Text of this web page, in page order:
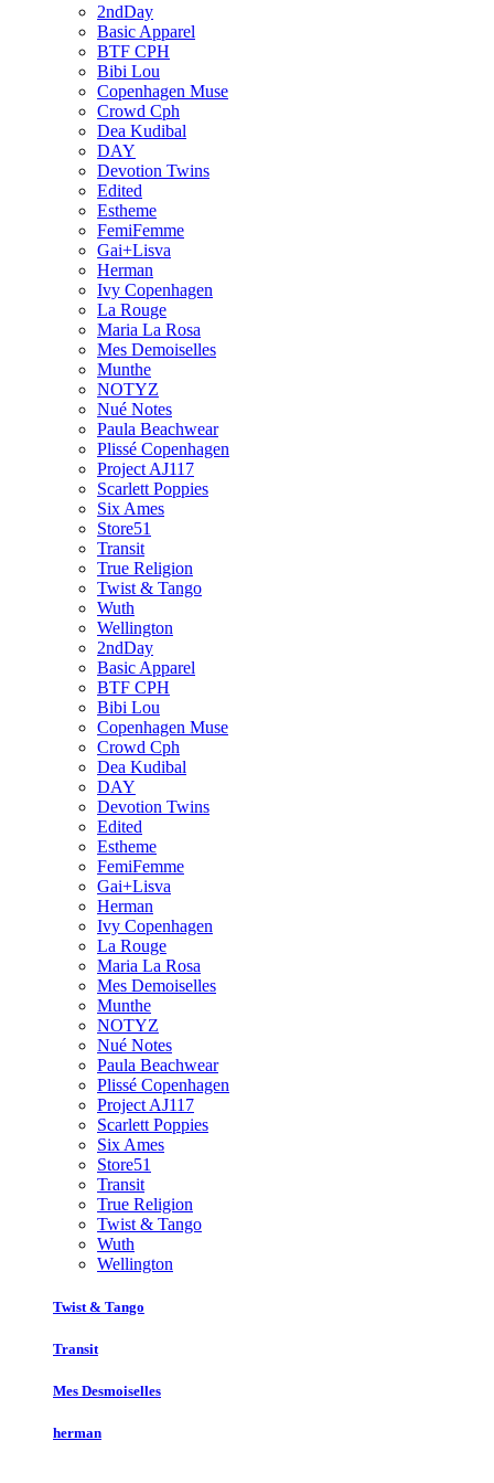
2ndDay
Basic Apparel
BTF CPH
Bibi Lou
Copenhagen Muse
Crowd Cph
Dea Kudibal
DAY
Devotion Twins
Edited
Estheme
FemiFemme
Gai+Lisva
Herman
Ivy Copenhagen
La Rouge
Maria La Rosa
Mes Demoiselles
Munthe
NOTYZ
Nué Notes
Paula Beachwear
Plissé Copenhagen
Project AJ117
Scarlett Poppies
Six Ames
Store51
Transit
True Religion
Twist & Tango
Wuth
Wellington
2ndDay
Basic Apparel
BTF CPH
Bibi Lou
Copenhagen Muse
Crowd Cph
Dea Kudibal
DAY
Devotion Twins
Edited
Estheme
FemiFemme
Gai+Lisva
Herman
Ivy Copenhagen
La Rouge
Maria La Rosa
Mes Demoiselles
Munthe
NOTYZ
Nué Notes
Paula Beachwear
Plissé Copenhagen
Project AJ117
Scarlett Poppies
Six Ames
Store51
Transit
True Religion
Twist & Tango
Wuth
Wellington
Twist & Tango
Transit
Mes Desmoiselles
herman